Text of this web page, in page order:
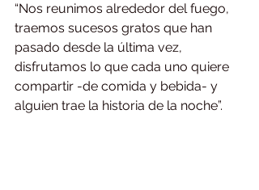
“Nos reunimos alrededor del fuego,
traemos sucesos gratos que han
pasado desde la última vez,
disfrutamos lo que cada uno quiere
compartir -de comida y bebida- y
alguien trae la historia de la noche”.